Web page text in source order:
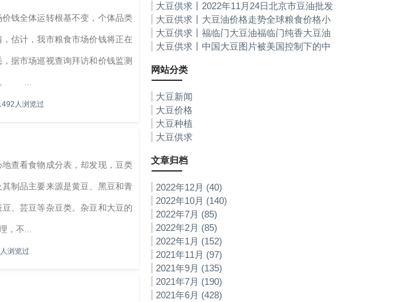
钱全体运转根基不变，个体品类
估计，我市粮食市场价钱将正在
据市场巡视查询拜访和价钱监测
势。 ...
人浏览过
查看食物成分表，却发现，豆类
制品主要来源是黄豆、黑豆和青
、芸豆等杂豆类。杂豆和大豆的
，不...
浏览过
行情，大豆油价格走势
大豆供求丨2022年11月24日北京市豆油批发
价格行情大豆油价格走势
大豆供求丨大豆油价格走势全球粮食价格小
幅回落 粮食供应与安全风险不容小觑
大豆供求丨福临门大豆油福临门纯香大豆油
大豆供求丨中国大豆图片被美国控制下的中
网站分类
大豆新闻
大豆价格
大豆种植
大豆供求
文章归档
2022年12月 (40)
2022年10月 (140)
2022年7月 (85)
2022年2月 (85)
2022年1月 (152)
2021年11月 (97)
2021年9月 (135)
2021年7月 (190)
2021年6月 (428)